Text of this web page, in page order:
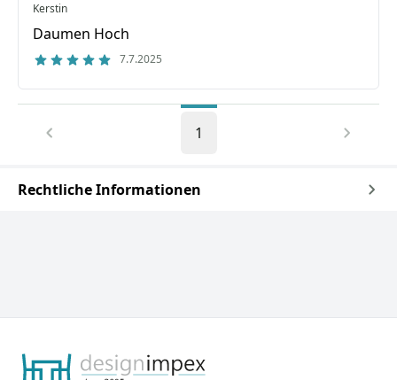
Kerstin
Daumen Hoch
7.7.2025
1
Rechtliche Informationen